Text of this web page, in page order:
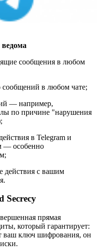
сообщения в любом
в любом чате;
— например,
по причине "нарушения
в Telegram и
— особенно
действия с вашим
Secrecy
прямая
который гарантирует:
ваш ключ шифрования, он